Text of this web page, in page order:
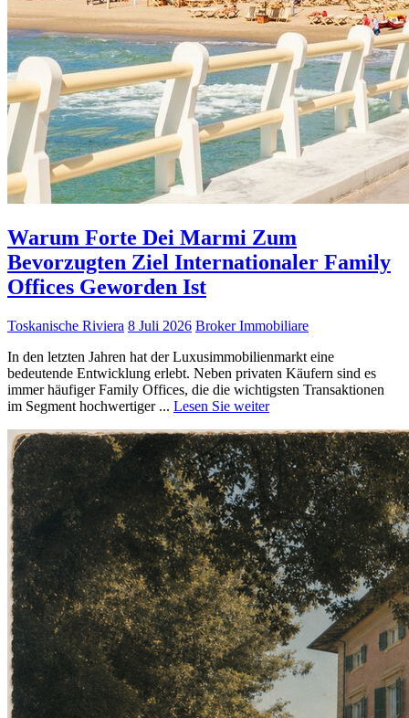
Warum Forte Dei Marmi Zum
Bevorzugten Ziel Internationaler Family
Offices Geworden Ist
Toskanische Riviera 8 Juli 2026 Broker Immobiliare
In den letzten Jahren hat der Luxusimmobilienmarkt eine
bedeutende Entwicklung erlebt. Neben privaten Käufern sind es
immer häufiger Family Offices, die die wichtigsten Transaktionen
im Segment hochwertiger ... Lesen Sie weiter